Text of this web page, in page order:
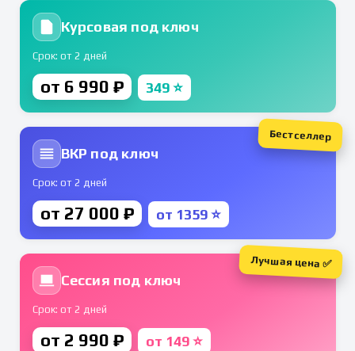
Курсовая под ключ
Срок: от 2 дней
от 6 990 ₽ 349 ⭐
ВКР под ключ
Срок: от 2 дней
от 27 000 ₽ от 1359 ⭐
Бестселлер
Сессия под ключ
Срок: от 2 дней
от 2 990 ₽ от 149 ⭐
Лучшая цена ✅